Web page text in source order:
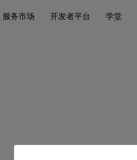
服务市场 开发者平台 学堂